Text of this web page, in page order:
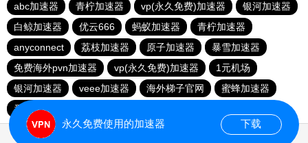
abc加速器
青柠加速器 vp(永久免费)加速器
银河加速器
白鲸加速器
优云666 蚂蚁加速器
青柠加速器
anyconnect
荔枝加速器 原子加速器
暴雪加速器
免费海外pvn加速器
vp(永久免费)加速器
1元机场
银河加速器
veee加速器 海外梯子官网
蜜蜂加速器
番石榴加速器
永久免费使用的加速器 下载